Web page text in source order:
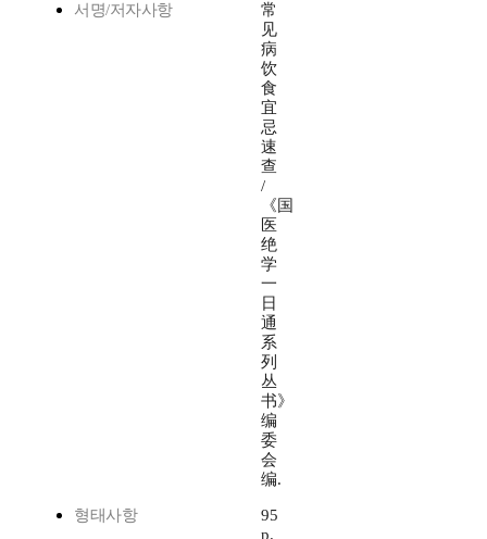
서명/저자사항
常
见
病
饮
食
宜
忌
速
查
/
《国
医
绝
学
一
日
通
系
列
丛
书》
编
委
会
编.
형태사항
95
p.